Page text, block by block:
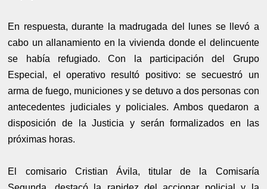
En respuesta, durante la madrugada del lunes se llevó a
cabo un allanamiento en la vivienda donde el delincuente
se había refugiado. Con la participación del Grupo
Especial, el operativo resultó positivo: se secuestró un
arma de fuego, municiones y se detuvo a dos personas con
antecedentes judiciales y policiales. Ambos quedaron a
disposición de la Justicia y serán formalizados en las
próximas horas.
El comisario Cristian Ávila, titular de la Comisaría